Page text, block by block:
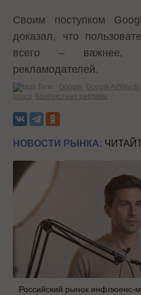
Своим поступком
доказал, что
всего – важнее,
рекламодателей.
Теги: Google Google AdWords
поиск
Контекстная реклама
НОВОСТИ РЫНКА:
Российский рынок инфлюенс-